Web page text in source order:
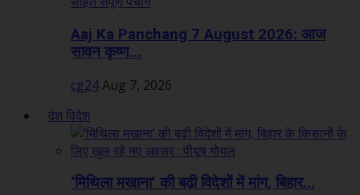
Aaj Ka Panchang 7 August 2026: आज
सावन कृष्ण...
cg24Aug 7, 2026
देश विदेश
‘मिथिला मखाना’ की बढ़ी विदेशों में मांग, बिहार...